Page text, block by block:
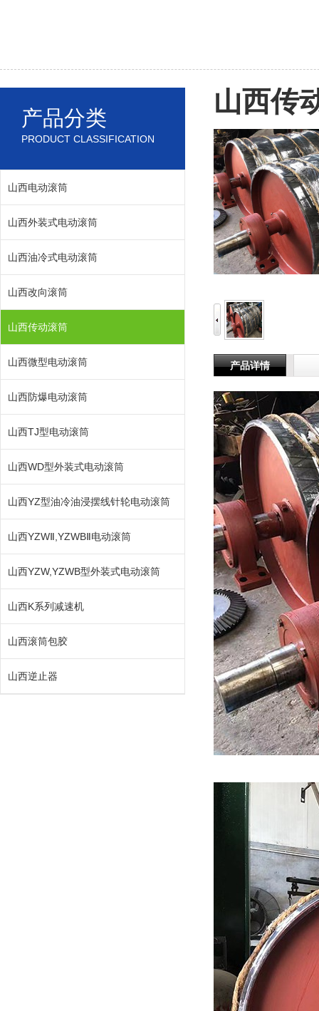
山西传
产品详情
产品分类
PRODUCT CLASSIFICATION
山西电动滚筒
山西外装式电动滚筒
山西油冷式电动滚筒
山西改向滚筒
山西传动滚筒
山西微型电动滚筒
山西防爆电动滚筒
山西TJ型电动滚筒
山西WD型外装式电动滚筒
山西YZ型油冷油浸摆线针轮电动滚筒
山西YZWⅡ,YZWBⅡ电动滚筒
山西YZW,YZWB型外装式电动滚筒
山西K系列减速机
山西滚筒包胶
山西逆止器